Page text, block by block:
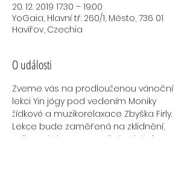
20. 12. 2019 17:30 – 19:00
YoGaia, Hlavní tř. 260/1, Město, 736 01
Havířov, Czechia
O události
Zveme vás na prodlouženou vánoční
lekci Yin jógy pod vedením Moniky
žídkové a muzikorelaxace Zbyška Firly.
Lekce bude zaměřená na zklidnění,
odbourání stresu a odložení všeho, co